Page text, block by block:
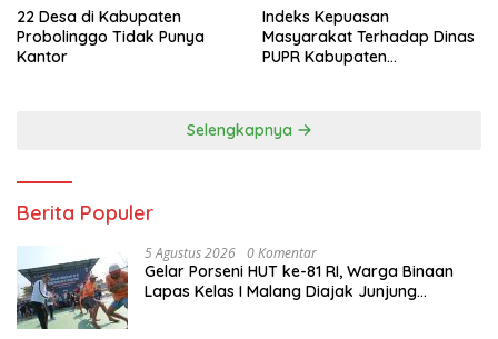
22 Desa di Kabupaten
Probolinggo Tidak Punya
Kantor
Indeks Kepuasan
Masyarakat Terhadap Dinas
PUPR Kabupaten
Selengkapnya
Berita Populer
5 Agustus 2026 0 Komentar
Gelar Porseni HUT ke-81 RI, Warga Binaan
Lapas Kelas I Malang Diajak Junjung